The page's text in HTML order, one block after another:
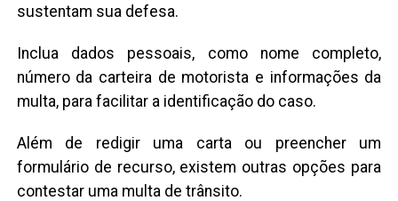
sustentam sua defesa.
Inclua dados pessoais, como nome completo,
número da carteira de motorista e informações da
multa, para facilitar a identificação do caso.
Além de redigir uma carta ou preencher um
formulário de recurso, existem outras opções para
contestar uma multa de trânsito.